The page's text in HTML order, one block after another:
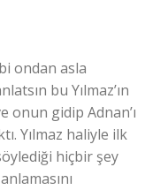
ondan asla
bu Yılmaz’ın
onun gidip Adnan’ı
Yılmaz haliyle ilk
hiçbir şey